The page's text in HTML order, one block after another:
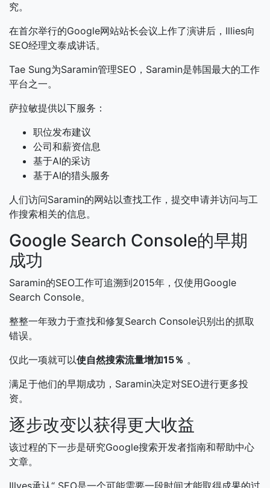
究。
在首尔举行的Google网站站长会议上作了演讲后，Illies向
SEO经理文泰成讲话。
Tae Sung为Saramin管理SEO，Saramin是韩国最大的工作
平台之一。
萨拉敏提供以下服务：
职位发布建议
公司和薪资信息
基于AI的采访
基于AI的猎头服务
人们访问Saramin的网站以查找工作，提交申请并访问与工
作搜索相关的信息。
Google Search Console的早期
成功
Saramin的SEO工作可追溯到2015年，仅使用Google
Search Console。
整整一年致力于查找和修复Search Console识别出的抓取
错误。
仅此一项就可以使自然搜索流量增加15％ 。
满足于他们的早期成功，Saramin决定对SEO进行更多投
资。
逐步改变以获得更大收益
该过程的下一步是研究Google搜索开发者指南和帮助中心
文章。
Illyes承认“ SEO是一个可能需要一段时间才能取得成果的过